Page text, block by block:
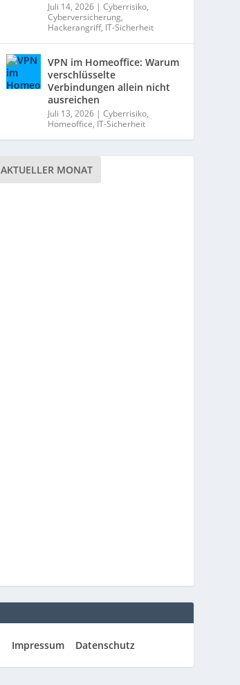
Juli 14, 2026 |Cyberrisiko,
Cyberversicherung,
Hackerangriff, IT-Sicherheit
VPN im Homeoffice: Warum
verschlüsselte
Verbindungen allein nicht
ausreichen
Juli 13, 2026 |Cyberrisiko,
Homeoffice, IT-Sicherheit
AKTUELLER MONAT
Impressum Datenschutz